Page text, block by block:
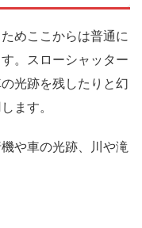
めここからは普通に
。スローシャッター
光跡を残したりと幻
ます。
や車の光跡、川や滝